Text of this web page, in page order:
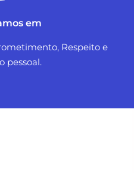
em
Respeito e
pessoal.